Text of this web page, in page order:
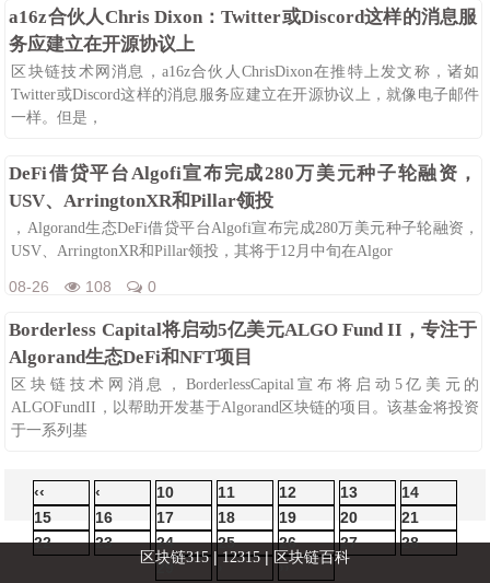
a16z合伙人Chris Dixon：Twitter或Discord这样的消息服
务应建立在开源协议上
区块链技术网消息，a16z合伙人ChrisDixon在推特上发文称，诸如
Twitter或Discord这样的消息服务应建立在开源协议上，就像电子邮件
一样。但是，
DeFi借贷平台Algofi宣布完成280万美元种子轮融资，
USV、ArringtonXR和Pillar领投
，Algorand生态DeFi借贷平台Algofi宣布完成280万美元种子轮融资，
USV、ArringtonXR和Pillar领投，其将于12月中旬在Algor
08-26 108 0
Borderless Capital将启动5亿美元ALGO Fund II，专注于
Algorand生态DeFi和NFT项目
区块链技术网消息，BorderlessCapital宣布将启动5亿美元的
ALGOFundII，以帮助开发基于Algorand区块链的项目。该基金将投资
于一系列基
‹‹
‹ 10 11 12 13
14
15
16 17 18 19 20
21
22
23 24 25 26 27
28
29
››
区块链315|12315| 区块链百科